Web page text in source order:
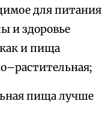
для питания
и здоровье
и пища
пища лучше